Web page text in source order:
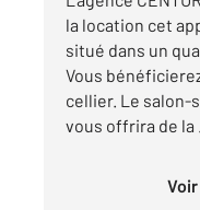
la location cet
situé dans un
Vous
cellier. Le salon-
vous offrira de la ...